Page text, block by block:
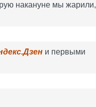
накануне мы жарили,
и первыми